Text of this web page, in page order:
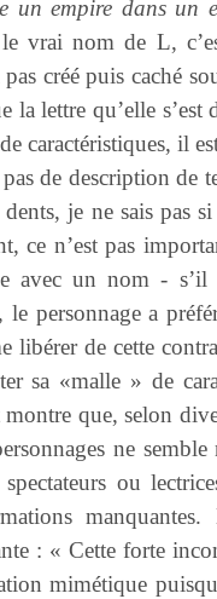
un empire dans un
le vrai nom de L,
créé puis caché
lettre qu’elle s’est
caractéristiques, il
de description de
je ne sais pas
ce n’est pas
avec un nom -
personnage a
libérer de cette
sa «malle » de
que, selon
ne
ou
manquantes.
: « Cette forte
mimétique